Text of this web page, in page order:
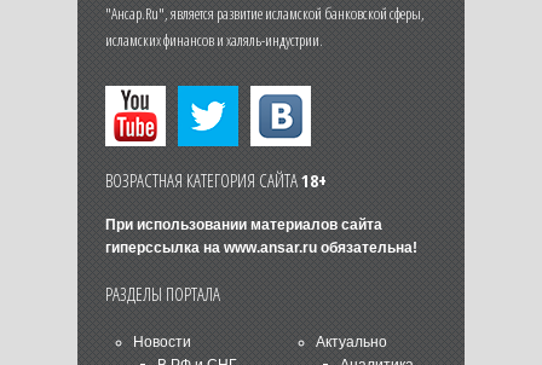
"Ансар.Ru", является развитие исламской банковской сферы,
исламских финансов и халяль-индустрии.
ВОЗРАСТНАЯ КАТЕГОРИЯ САЙТА18+
При использовании материалов сайта
гиперссылка на www.ansar.ruобязательна!
РАЗДЕЛЫ ПОРТАЛА
Новости
Актуально